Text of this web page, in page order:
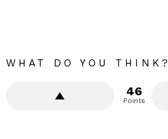
WHAT DO YOU THINK?
46
Points